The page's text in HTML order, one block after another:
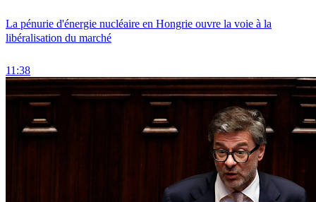
La pénurie d'énergie nucléaire en Hongrie ouvre la voie à la
libéralisation du marché
11:38